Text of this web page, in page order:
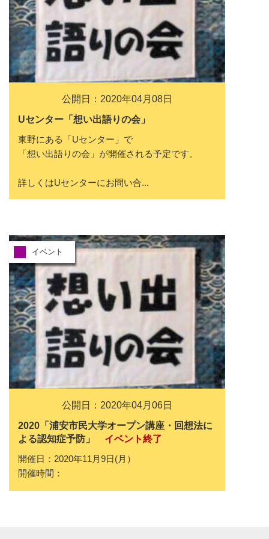
公開日：2020年04月08日
Uセンター「想い出語りの会」
東野にある「Uセンター」で
「想い出語りの会」が開催される予定です。
詳しくはUセンターにお問い合...
イベント
公開日：2020年04月06日
2020「浦安市民大学オープン講座・回想法に
よる認知症予防」
イベント終了
開催日：2020年11月9日(月）
開催時間：